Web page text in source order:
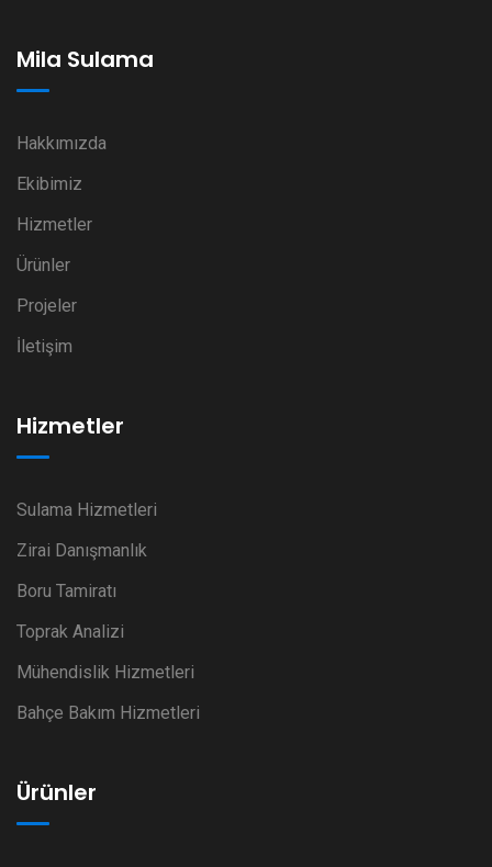
Mila Sulama
Hakkımızda
Ekibimiz
Hizmetler
Ürünler
Projeler
İletişim
Hizmetler
Sulama Hizmetleri
Zirai Danışmanlık
Boru Tamiratı
Toprak Analizi
Mühendislik Hizmetleri
Bahçe Bakım Hizmetleri
Ürünler